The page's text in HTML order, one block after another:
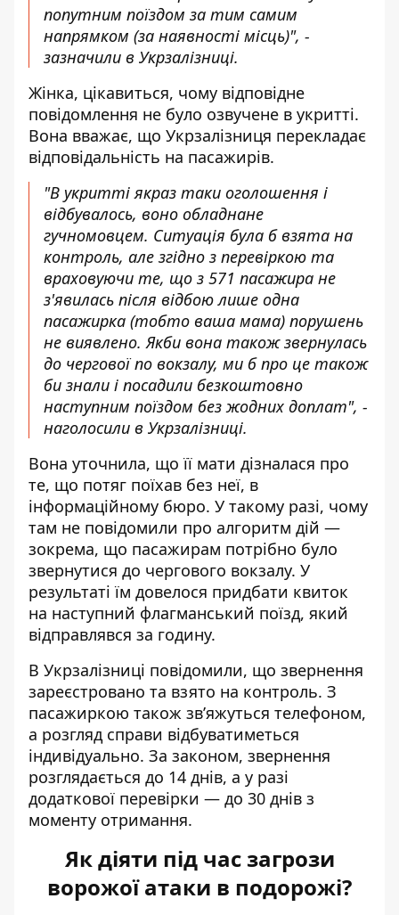
попутним поїздом за тим самим
напрямком (за наявності місць)", -
зазначили в Укрзалізниці.
Жінка, цікавиться, чому відповідне
повідомлення не було озвучене в укритті.
Вона вважає, що Укрзалізниця перекладає
відповідальність на пасажирів.
"В укритті якраз таки оголошення і
відбувалось, воно обладнане
гучномовцем. Ситуація була б взята на
контроль, але згідно з перевіркою та
враховуючи те, що з 571 пасажира не
з'явилась після відбою лише одна
пасажирка (тобто ваша мама) порушень
не виявлено. Якби вона також звернулась
до чергової по вокзалу, ми б про це також
би знали і посадили безкоштовно
наступним поїздом без жодних доплат", -
наголосили в Укрзалізниці.
Вона уточнила, що її мати дізналася про
те, що потяг поїхав без неї, в
інформаційному бюро. У такому разі, чому
там не повідомили про алгоритм дій —
зокрема, що пасажирам потрібно було
звернутися до чергового вокзалу. У
результаті їм довелося придбати квиток
на наступний флагманський поїзд, який
відправлявся за годину.
В Укрзалізниці повідомили, що звернення
зареєстровано та взято на контроль. З
пасажиркою також зв’яжуться телефоном,
а розгляд справи відбуватиметься
індивідуально. За законом, звернення
розглядається до 14 днів, а у разі
додаткової перевірки — до 30 днів з
моменту отримання.
Як діяти під час загрози
ворожої атаки в подорожі?